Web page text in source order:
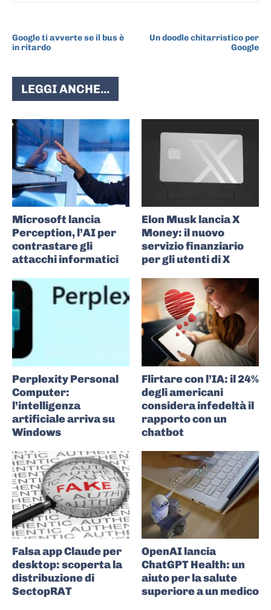
Google ti avverte se il bus è
in ritardo
Un doodle chitarristico per
Google
LEGGI ANCHE...
Microsoft lancia
Perception, l’AI per
contrastare gli
attacchi informatici
Elon Musk lancia X
Money: il nuovo
servizio finanziario
per gli utenti di X
Perplexity Personal
Computer:
l’intelligenza
artificiale arriva su
Windows
Flirtare con l’IA: il 24%
degli americani
considera infedeltà il
rapporto con un
chatbot
Falsa app Claude per
desktop: scoperta la
distribuzione di
SectopRAT
OpenAI lancia
ChatGPT Health: un
aiuto per la salute
superiore a un medico